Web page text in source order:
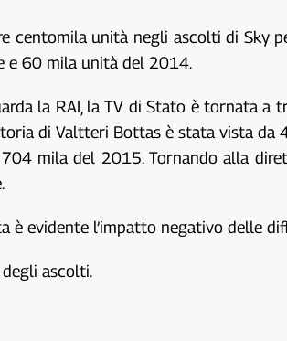
centomila unità negli ascolti di Sky
e 60 mila unità del 2014.
la RAI, la TV di Stato è tornata
di Valtteri Bottas è stata vista
mila del 2015. Tornando alla
è evidente l’impatto negativo delle
ascolti.